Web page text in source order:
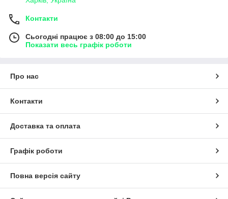
Контакти
Сьогодні працює з 08:00 до 15:00
Показати весь графік роботи
Про нас
Контакти
Доставка та оплата
Графік роботи
Повна версія сайту